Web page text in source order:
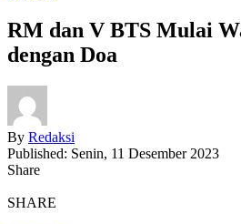
RM dan V BTS Mulai
dengan Doa
By Redaksi
Published: Senin, 11 Desember 2023
Share
SHARE